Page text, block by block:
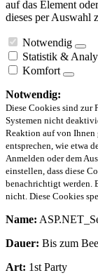
auf das Element
dieses per Auswahl
Notwendig
Statistik &
Komfort
Notwendig:
Diese Cookies sind zur
Systemen nicht
Reaktion auf von Ihnen
entsprechen, wie etwa
Anmelden oder dem
einstellen, dass diese
benachrichtigt werden.
nicht. Diese Cookies
Name:
Dauer: Bis zum
Art: 1st Party